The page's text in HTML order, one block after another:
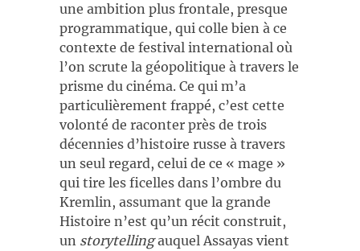
une ambition plus frontale, presque
programmatique, qui colle bien à ce
contexte de festival international où
l’on scrute la géopolitique à travers le
prisme du cinéma. Ce qui m’a
particulièrement frappé, c’est cette
volonté de raconter près de trois
décennies d’histoire russe à travers
un seul regard, celui de ce « mage »
qui tire les ficelles dans l’ombre du
Kremlin, assumant que la grande
Histoire n’est qu’un récit construit,
un storytellingauquel Assayas vient